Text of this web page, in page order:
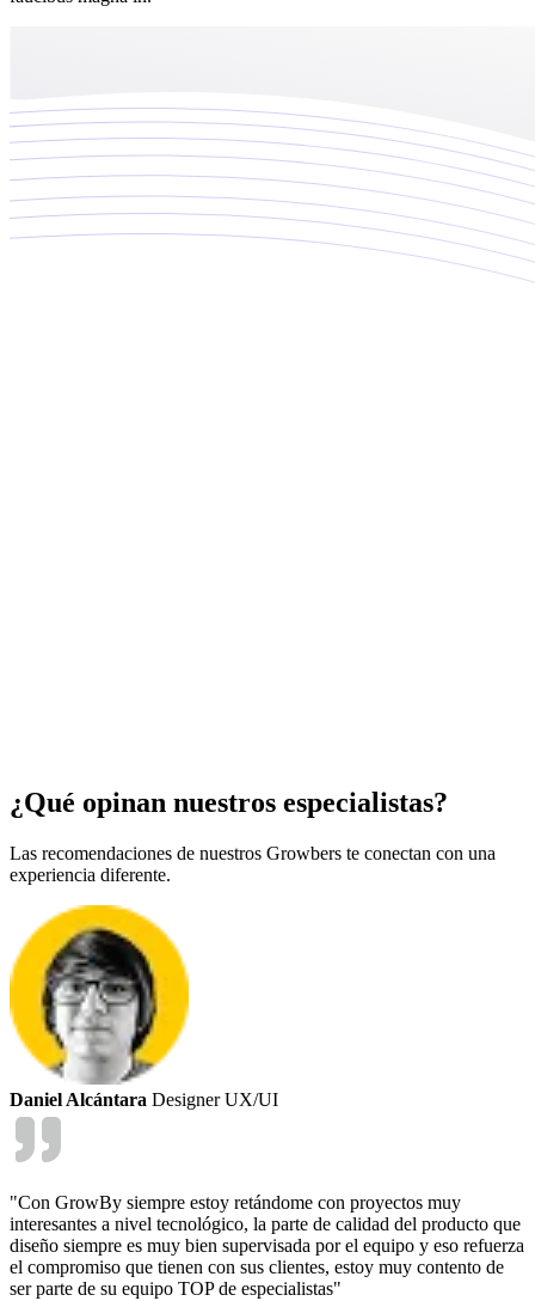
¿Qué opinan nuestros especialistas?
Las recomendaciones de nuestros Growbers te conectan con una
experiencia diferente.
Daniel Alcántara Designer UX/UI
"Con GrowBy siempre estoy retándome con proyectos muy
interesantes a nivel tecnológico, la parte de calidad del producto que
diseño siempre es muy bien supervisada por el equipo y eso refuerza
el compromiso que tienen con sus clientes, estoy muy contento de
ser parte de su equipo TOP de especialistas"